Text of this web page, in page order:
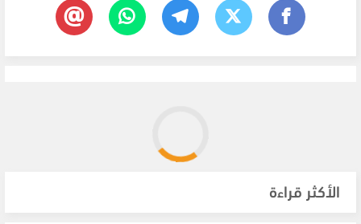
الأكثر قراءة